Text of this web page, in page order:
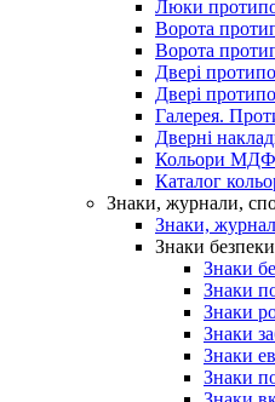
Люки
Ворота
Ворота
Двері
Двері
Галерея.
Дверні
Кольори МДФ
Каталог
Знаки, журнали,
Знаки,
Знаки безпеки
Знаки
Знаки
Знаки
Знаки
Знаки
Знаки